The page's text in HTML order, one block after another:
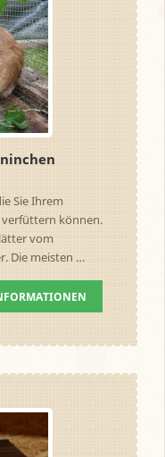
Sie Ihrem
verfüttern können.
vom
Die meisten …